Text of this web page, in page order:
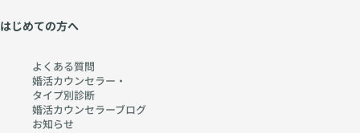
はじめての方へ
よくある質問
婚活カウンセラー・
タイプ別診断
婚活カウンセラーブログ
お知らせ